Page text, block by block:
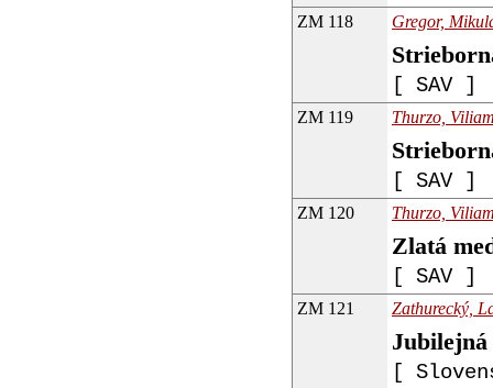
ZM 118 Gregor,
[ SAV ]
ZM 119 Thurzo,
[ SAV ]
ZM 120 Thurzo,
Zlatá
[ SAV ]
ZM 121 Zathurecký,
Jubilejná
[